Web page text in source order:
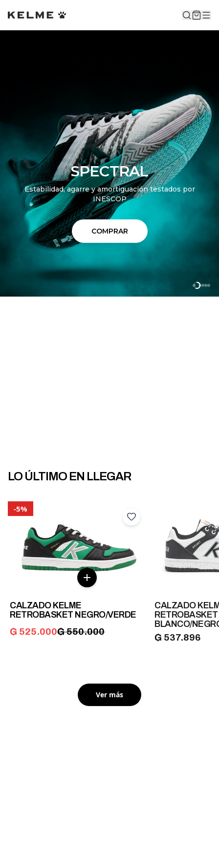
SPECTRAL
Estabilidad, agarre y amortiguación testados por
INESCOP
COMPRAR
LO ÚLTIMO EN LLEGAR
-5%
CALZADO KELME
RETROBASKET NEGRO/VERDE
₲ 525.000₲550.000
CALZADO
BLANCO/
₲ 537.896
Ver más